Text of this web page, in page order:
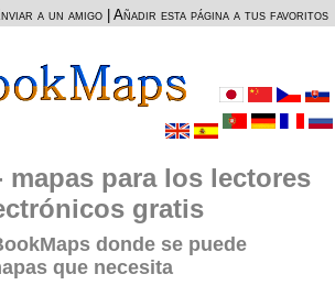
a un amigo Añadir esta página a tus favoritos
mapas para los lectores
gratis
donde se puede
que necesita